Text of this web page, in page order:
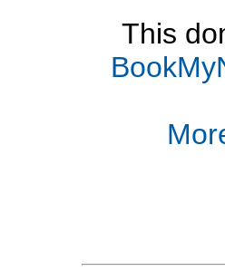
This